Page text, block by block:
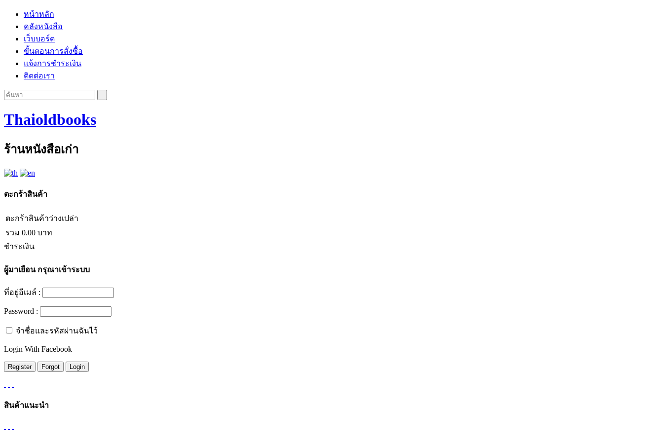
หน้าหลัก
คลังหนังสือ
เว็บบอร์ด
ขั้นตอนการสั่งซื้อ
แจ้งการชำระเงิน
ติดต่อเรา
Thaioldbooks
ร้านหนังสือเก่า
ตะกร้าสินค้า
ตะกร้าสินค้าว่างเปล่า
รวม 0.00 บาท
ชำระเงิน
ผู้มาเยือนกรุณาเข้าระบบ
ที่อยู่อีเมล์ :
Password :
จำชื่อและรหัสผ่านฉันไว้
Login With Facebook
สินค้าแนะนำ